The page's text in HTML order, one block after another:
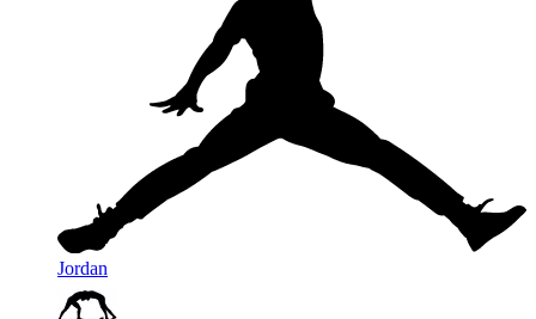
Jordan